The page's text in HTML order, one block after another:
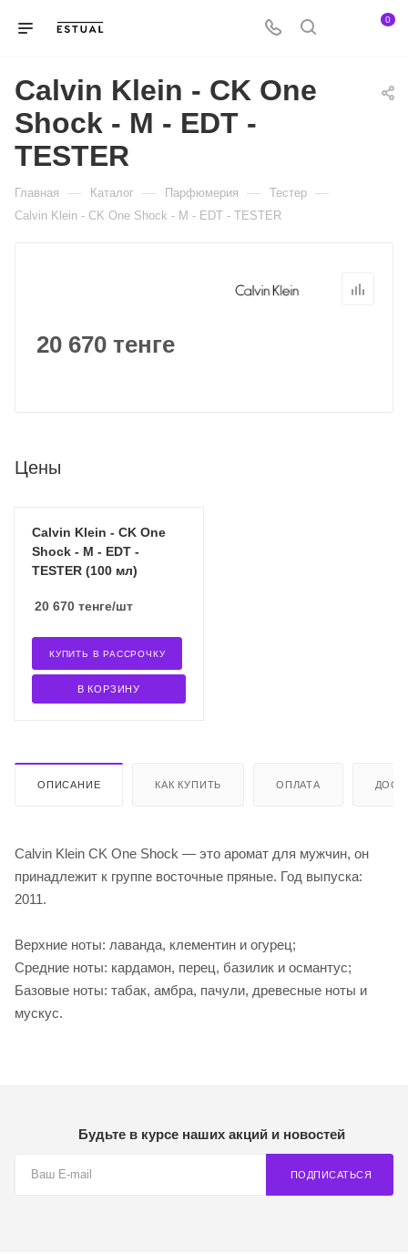
0
Calvin Klein - CK One
Shock - M - EDT -
TESTER
Главная — Каталог — Парфюмерия — Тестер —
Calvin Klein - CK One Shock - M - EDT - TESTER
20 670 тенге
Цены
Calvin Klein - CK One
Shock - M - EDT -
TESTER (100 мл)
20 670 тенге/шт
В КОРЗИНУ
КУПИТЬ В РАССРОЧКУ
ОПИСАНИЕ КАК КУПИТЬ ОПЛАТА
Calvin Klein CK One Shock — это аромат для мужчин, он
принадлежит к группе восточные пряные. Год выпуска:
2011.
Верхние ноты: лаванда, клементин и огурец;
Средние ноты: кардамон, перец, базилик и османтус;
Базовые ноты: табак, амбра, пачули, древесные ноты и
мускус.
Будьте в курсе наших акций и новостей
ПОДПИСАТЬСЯ